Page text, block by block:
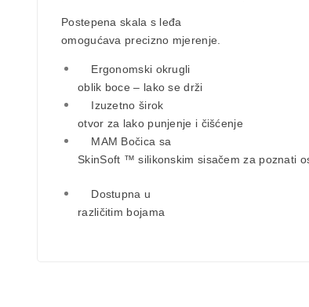
Postepena skala s leđa
omogućava precizno mjerenje.
Ergonomski okrugli
oblik boce – lako se drži
Izuzetno širok
otvor za lako punjenje i čišćenje
MAM Bočica sa
SkinSoft ™ silikonskim sisačemza poznati
Dostupna u
različitim bojama